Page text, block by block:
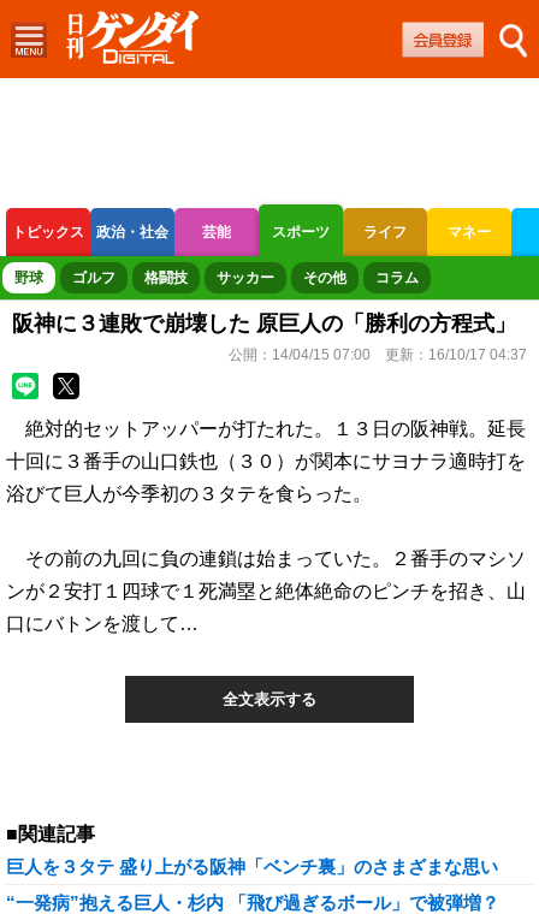
トピックス 政治・社会 芸能 スポーツ ライフ マネー
ボートレース 競輪 オートレース
野球 ゴルフ 格闘技 サッカー その他 コラム
阪神に３連敗で崩壊した 原巨人の「勝利の方程式」
公開： 14/04/15 07:00 更新： 16/10/17 04:37
絶対的セットアッパーが打たれた。１３日の阪神戦。延長
十回に３番手の山口鉄也（３０）が関本にサヨナラ適時打を
浴びて巨人が今季初の３タテを食らった。
その前の九回に負の連鎖は始まっていた。２番手のマシソ
ンが２安打１四球で１死満塁と絶体絶命のピンチを招き、山
口にバトンを渡して…
全文表示する
■関連記事
巨人を３タテ 盛り上がる阪神「ベンチ裏」のさまざまな思い
“一発病”抱える巨人・杉内 「飛び過ぎるボール」で被弾増？